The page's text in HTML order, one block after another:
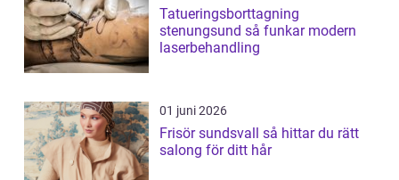
Tatueringsborttagning
stenungsund så funkar modern
laserbehandling
01 juni 2026
Frisör sundsvall så hittar du rätt
salong för ditt hår